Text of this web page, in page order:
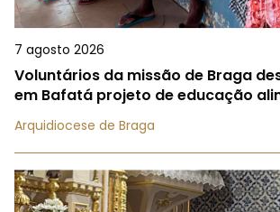
7 agosto 2026
Voluntários da missão de Braga
em Bafatá projeto de educação
Arquidiocese de Braga